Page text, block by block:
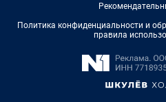
Политика конфиденциальности и
правила